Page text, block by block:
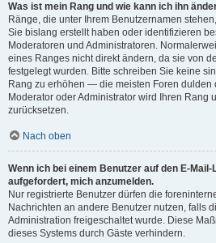
Was ist mein Rang und wie kann ich ihn
Ränge, die unter Ihrem Benutzernamen
Sie bislang erstellt haben oder identifizieren
Moderatoren und Administratoren.
eines Ranges nicht direkt ändern, da sie von
festgelegt wurden. Bitte schreiben Sie keine
Rang zu erhöhen — die meisten Foren dulden
Moderator oder Administrator wird Ihren Rang
zurücksetzen.
Nach oben
Wenn ich bei einem Benutzer auf den E-
aufgefordert, mich anzumelden.
Nur registrierte Benutzer dürfen die
Nachrichten an andere Benutzer nutzen, falls
Administration freigeschaltet wurde. Diese
dieses Systems durch Gäste verhindern.